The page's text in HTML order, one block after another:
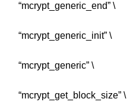
“mcrypt_generic_end” \
“mcrypt_generic_init” \
“mcrypt_generic” \
“mcrypt_get_block_size” \